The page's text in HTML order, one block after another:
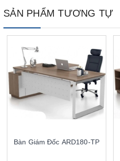
SẢN PHẨM TƯƠNG TỰ
Bàn Giám Đốc ARD180-TP